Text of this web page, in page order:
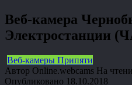
Веб-камера
Электростанции
Веб-камеры Припяти
Автор Online.webcams На
Опубликовано 18.10.2018